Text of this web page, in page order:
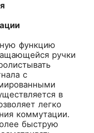
функцию
ручки
с
в
легко
коммутации.
быструю